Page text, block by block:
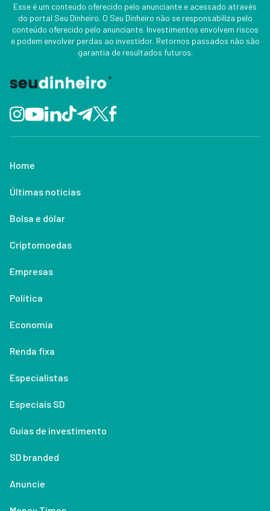
Esse é um conteúdo oferecido pelo anunciante e acessado através
do portal Seu Dinheiro. O Seu Dinheiro não se responsabiliza pelo
conteúdo oferecido pelo anunciante. Investimentos envolvem riscos
e podem envolver perdas ao investidor. Retornos passados não são
garantia de resultados futuros.
Home
Últimas notícias
Bolsa e dólar
Criptomoedas
Empresas
Política
Economia
Renda fixa
Especialistas
Especiais SD
Guias de investimento
SD branded
Anuncie